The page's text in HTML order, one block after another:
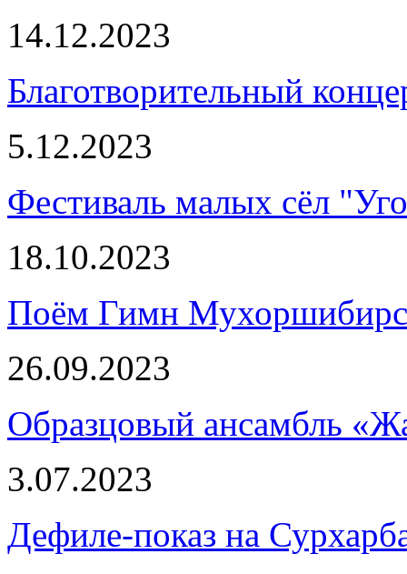
14.12.2023
Благотворительный
5.12.2023
Фестиваль малых сёл
18.10.2023
Поём Гимн
26.09.2023
Образцовый ансамбль
3.07.2023
Дефиле-показ на